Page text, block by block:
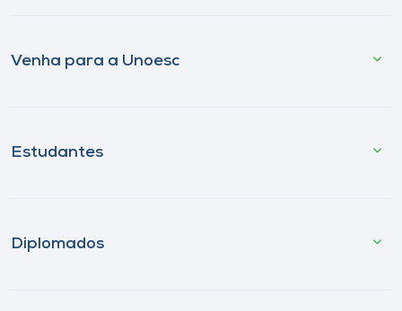
Venha para a Unoesc
Estudantes
Diplomados